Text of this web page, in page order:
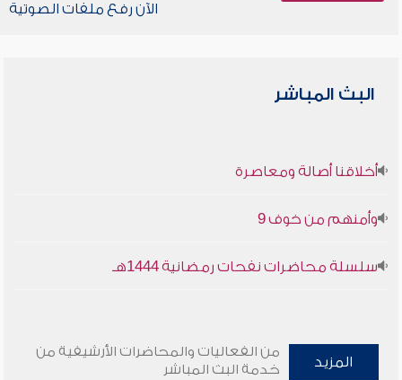
الآن رفع ملفات الصوتية
البث المباشر
أخلاقنا أصالة ومعاصرة
وأمنهم من خوف 9
سلسلة محاضرات نفحات رمضانية 1444هـ
المزيد
من الفعاليات والمحاضرات الأرشيفية من
خدمة البث المباشر